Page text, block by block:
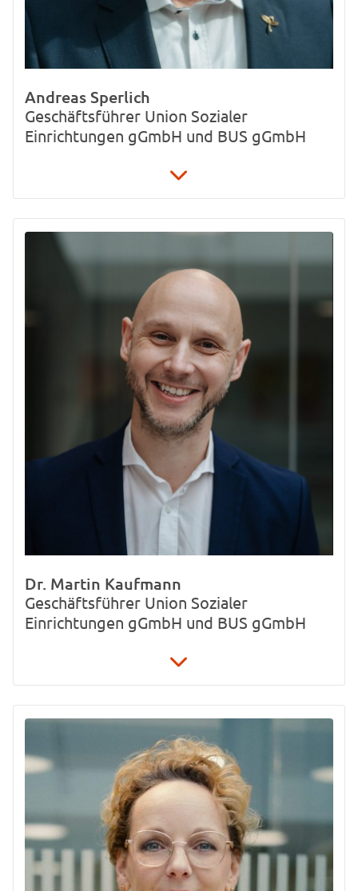
Andreas Sperlich
Geschäftsführer Union Sozialer
Einrichtungen gGmbH und BUS gGmbH
andreas.sperlich@u-s-e.org
Dr. Martin Kaufmann
Geschäftsführer Union Sozialer
Einrichtungen gGmbH und BUS gGmbH
Martin.Kaufmann@U-S-E.Org
Koloniestraße 136
13359 Berlin